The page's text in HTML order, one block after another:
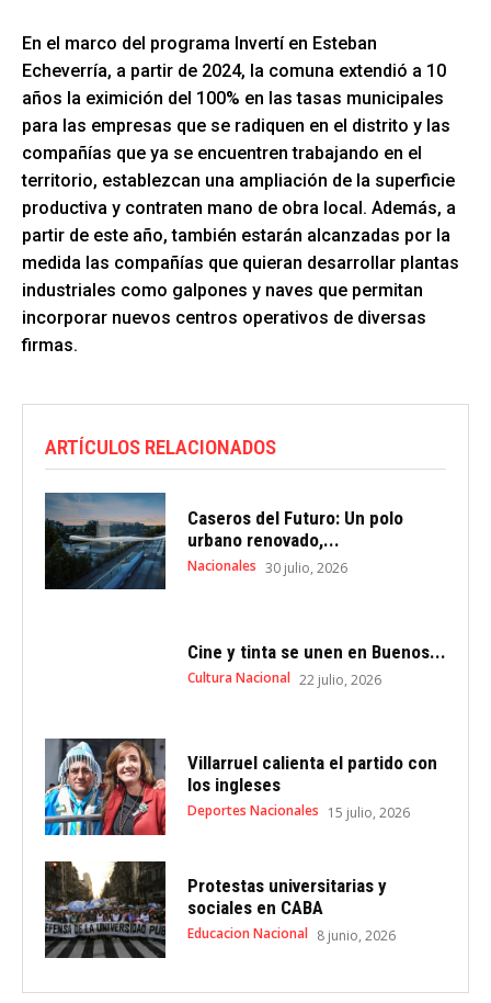
En el marco del programa Invertí en Esteban
Echeverría, a partir de 2024, la comuna extendió a 10
años la eximición del 100% en las tasas municipales
para las empresas que se radiquen en el distrito y las
compañías que ya se encuentren trabajando en el
territorio, establezcan una ampliación de la superficie
productiva y contraten mano de obra local. Además, a
partir de este año, también estarán alcanzadas por la
medida las compañías que quieran desarrollar plantas
industriales como galpones y naves que permitan
incorporar nuevos centros operativos de diversas
firmas.
ARTÍCULOS RELACIONADOS
Caseros del Futuro: Un polo
urbano renovado,...
Nacionales 30 julio, 2026
Cine y tinta se unen en Buenos...
Cultura Nacional 22 julio, 2026
Villarruel calienta el partido con
los ingleses
Deportes Nacionales 15 julio, 2026
Protestas universitarias y
sociales en CABA
Educacion Nacional 8 junio, 2026